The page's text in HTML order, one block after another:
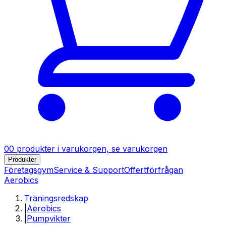
00 produkter i varukorgen, se varukorgen
Produkter
FöretagsgymService & SupportOffertförfrågan
Aerobics
Träningsredskap
Aerobics
Pumpvikter